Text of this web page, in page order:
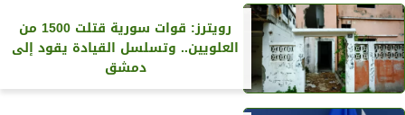
رويترز‏: قوات سورية قتلت 1500 من
العلويين.. وتسلسل القيادة يقود إلى
دمشق